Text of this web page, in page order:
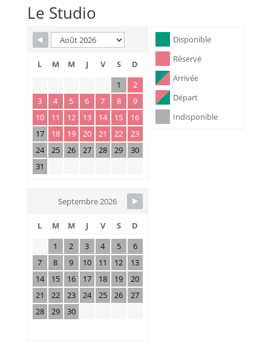
Skip Booking Form
Le Studio
Disponible
Réservé
Arrivée
Départ
Indisponible
L M M J V S
D
1
2
3
4 5 6 7 8
9
10
11 12 13 14 15
16
17
18 19 20 21 22
23
24
25 26 27 28 29
30
31
Septembre 2026
L M M J V S
D
1
2 3 4 5
6
7
8 9 10 11 12
13
14
15 16 17 18 19
20
21
22 23 24 25 26
27
28
29 30